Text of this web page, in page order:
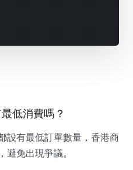
低消費嗎？
設有最低訂單數量，香港商
免出現爭議。